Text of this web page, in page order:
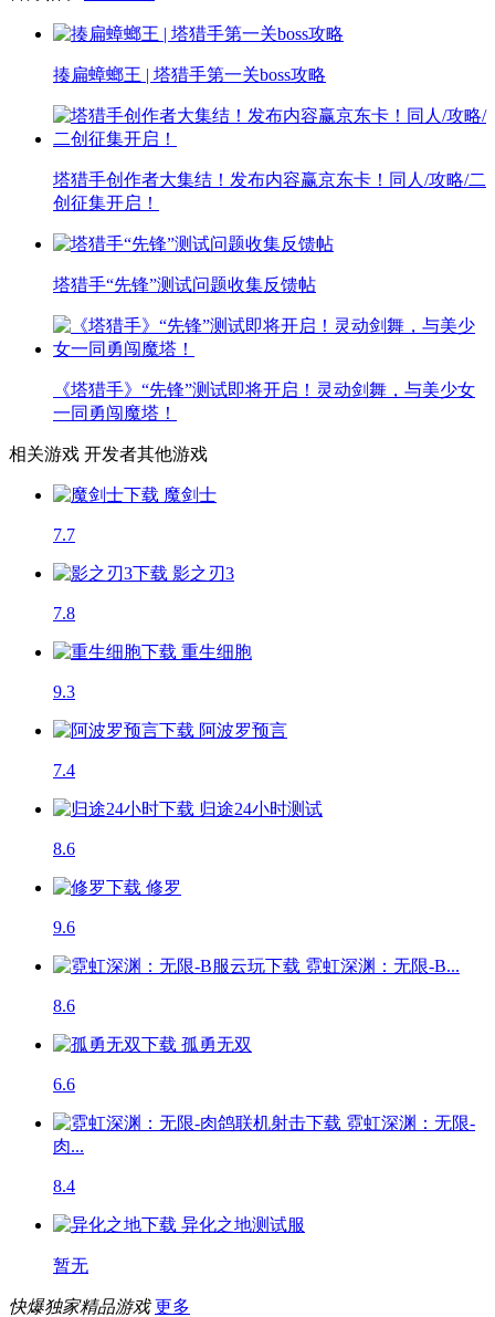
揍扁蟑螂王 | 塔猎手第一关boss攻略
塔猎手创作者大集结！发布内容赢京东卡！同人/攻略/二
创征集开启！
塔猎手“先锋”测试问题收集反馈帖
《塔猎手》“先锋”测试即将开启！灵动剑舞，与美少女
一同勇闯魔塔！
相关游戏 开发者其他游戏
魔剑士
7.7
影之刃3
7.8
重生细胞
9.3
阿波罗预言
7.4
归途24小时测试
8.6
修罗
9.6
霓虹深渊：无限-B...
8.6
孤勇无双
6.6
霓虹深渊：无限-
肉...
8.4
异化之地测试服
暂无
快爆独家精品游戏 更多